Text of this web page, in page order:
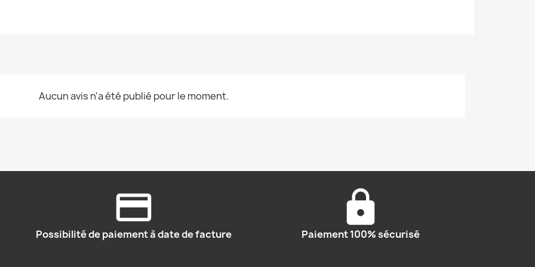
Aucun avis n'a été publié pour le moment.
Possibilité de paiement à date de facture Paiement 100% sécurisé